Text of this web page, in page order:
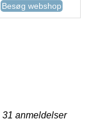
Besøg webshop
31 anmeldelser